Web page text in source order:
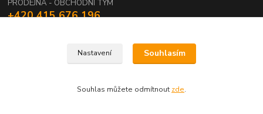
PRODEJNA - OBCHODNÍ TÝM
+420 415 676 196
Nastavení Souhlasím
Souhlas můžete odmítnout zde.